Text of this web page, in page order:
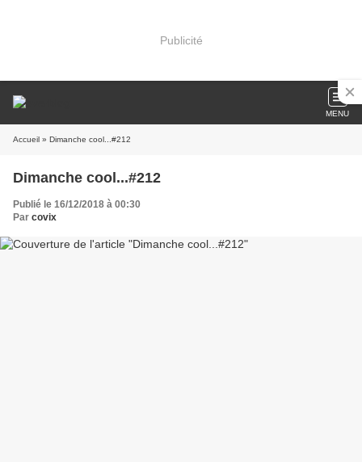
Publicité
MENU
Accueil » Dimanche cool...#212
Dimanche cool...#212
Publié le 16/12/2018 à 00:30
Par covix